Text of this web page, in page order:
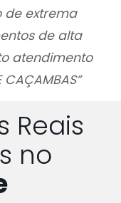
de extrema
de alta
atendimento
Reais
no